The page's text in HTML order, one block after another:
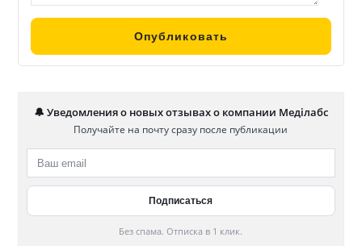
🔔 Уведомления о новых отзывах о компании Меділабс
Получайте на почту сразу после публикации
Без спама. Отписка в 1 клик.